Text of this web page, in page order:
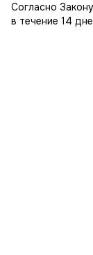
Согласно
в течение 14